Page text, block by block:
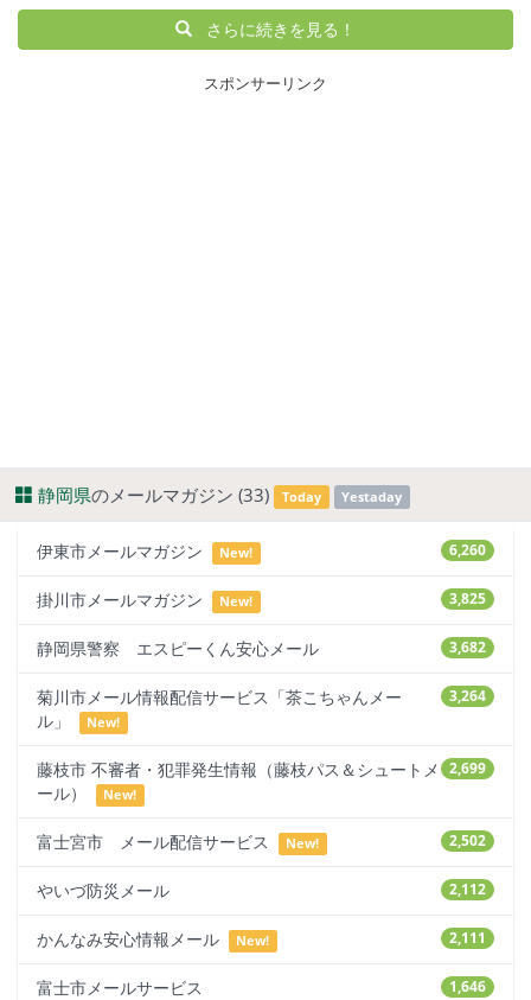
さらに続きを見る！
スポンサーリンク
静岡県のメールマガジン (33) Today Yestaday
6,260
伊東市メールマガジン New!
3,825
掛川市メールマガジン New!
3,682
静岡県警察 エスピーくん安心メール
3,264
菊川市メール情報配信サービス「茶こちゃんメー
ル」
New!
2,699
藤枝市 不審者・犯罪発生情報（藤枝パス＆シュートメ
ール）
New!
2,502
富士宮市 メール配信サービス New!
2,112
やいづ防災メール
2,111
かんなみ安心情報メール New!
1,646
富士市メールサービス